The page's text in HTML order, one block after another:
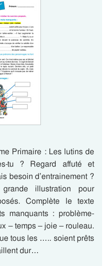
Primaire : Les lutins de
tu ? Regard affuté et
besoin d’entrainement ?
illustration pour
Complète le texte
manquants : problème-
– temps – joie – rouleau.
tous les ….. soient prêts
dur…